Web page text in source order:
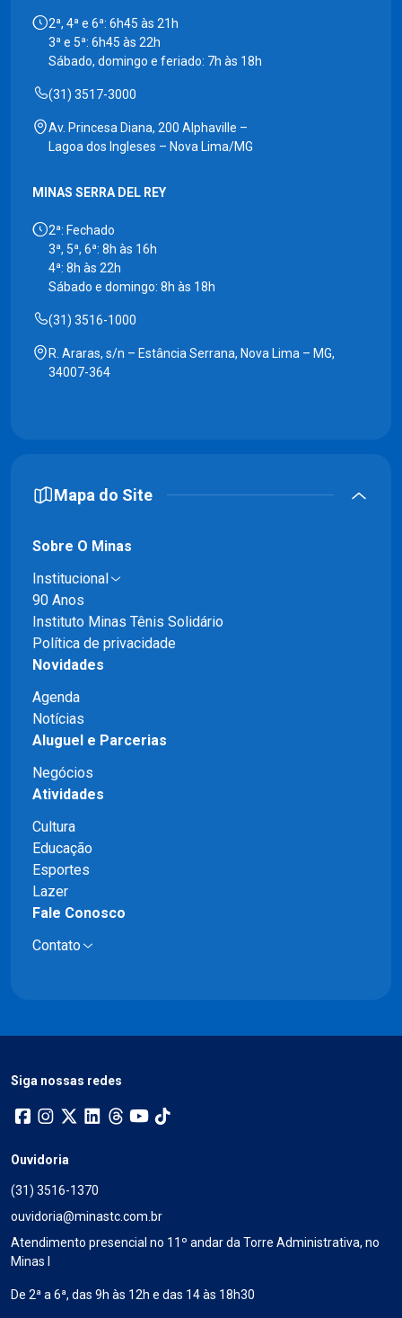
2ª, 4ª e 6ª: 6h45 às 21h
3ª e 5ª: 6h45 às 22h
Sábado, domingo e feriado: 7h às 18h
(31) 3517-3000
Av. Princesa Diana, 200 Alphaville –
Lagoa dos Ingleses – Nova Lima/MG
MINAS SERRA DEL REY
2ª: Fechado
3ª, 5ª, 6ª: 8h às 16h
4ª: 8h às 22h
Sábado e domingo: 8h às 18h
(31) 3516-1000
R. Araras, s/n – Estância Serrana, Nova Lima – MG,
34007-364
Mapa do Site
Sobre O Minas
Institucional
90 Anos
Instituto Minas Tênis Solidário
Política de privacidade
Novidades
Agenda
Notícias
Aluguel e Parcerias
Negócios
Atividades
Cultura
Educação
Esportes
Lazer
Fale Conosco
Contato
Siga nossas redes
Ouvidoria
(31) 3516-1370
ouvidoria@minastc.com.br
Atendimento presencial no 11º andar da Torre Administrativa, no
Minas I
De 2ª a 6ª, das 9h às 12h e das 14 às 18h30